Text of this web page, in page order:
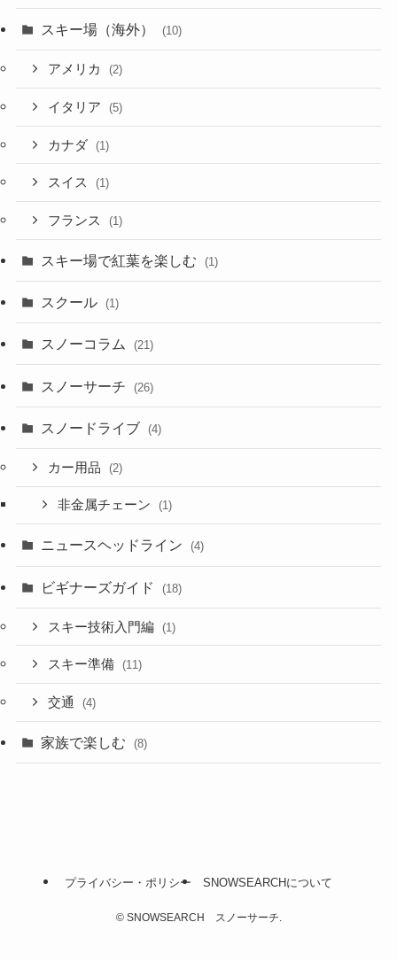
スキー場（海外） (10)
アメリカ (2)
イタリア (5)
カナダ (1)
スイス (1)
フランス (1)
スキー場で紅葉を楽しむ (1)
スクール (1)
スノーコラム (21)
スノーサーチ (26)
スノードライブ (4)
カー用品 (2)
非金属チェーン (1)
ニュースヘッドライン (4)
ビギナーズガイド (18)
スキー技術入門編 (1)
スキー準備 (11)
交通 (4)
家族で楽しむ (8)
プライバシー・ポリシー SNOWSEARCHについて
©SNOWSEARCH スノーサーチ.